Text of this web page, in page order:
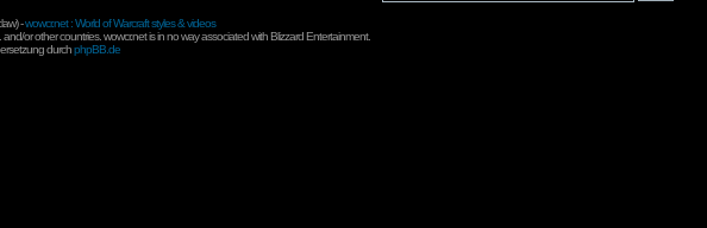
) -wowcr.net : World of Warcraft styles & videos
or other countries. wowcr.net is in no way associated with Blizzard Entertainment.
durchphpBB.de